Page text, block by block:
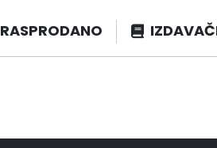
RASPRODANO